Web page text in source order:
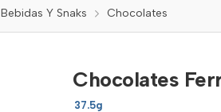
Bebidas Y Snaks Chocolates
Chocolates
37.5g